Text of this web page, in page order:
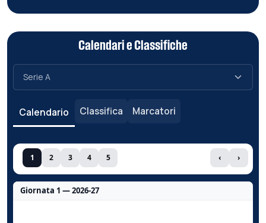
Calendari e Classifiche
Calendario Classifica Marcatori
1 2 3 4 5 ‹ ›
Giornata 1 — 2026-27